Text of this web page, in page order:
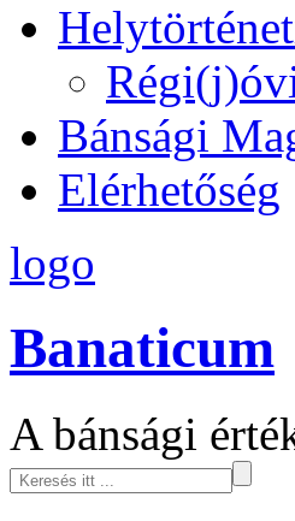
Bánsági
Elérhetőség
logo
Banaticum
A bánsági